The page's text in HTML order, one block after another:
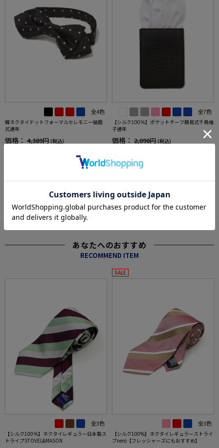
全4色
蝶ネクタイドットフォーマルセレモニー結婚
式通年
価格： 4,389円 (税込)
全7色
【シルク100％】ポケットチーフ簡易式千鳥格
子通年
価格： 2,090円 (税込)
WEB価格： 1,672円
more
あなたへのおすすめ
RECOMMEND ITEM
全3色
【シルク100％】ネクタイレギュラー日本製ス
トライプSTOVEL&MASON
SALE
全3色
【シルク100%】ネクタイレギュラーストライ
プnero【フレッシャーズにもおすすめ】